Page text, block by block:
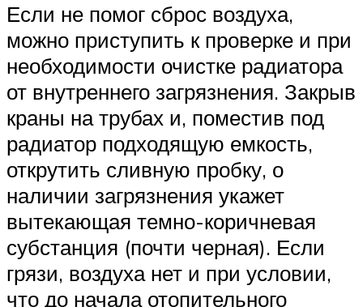
Если не помог сброс воздуха,
можно приступить к проверке и при
необходимости очистке радиатора
от внутреннего загрязнения. Закрыв
краны на трубах и, поместив под
радиатор подходящую емкость,
открутить сливную пробку, о
наличии загрязнения укажет
вытекающая темно-коричневая
субстанция (почти черная). Если
грязи, воздуха нет и при условии,
что до начала отопительного